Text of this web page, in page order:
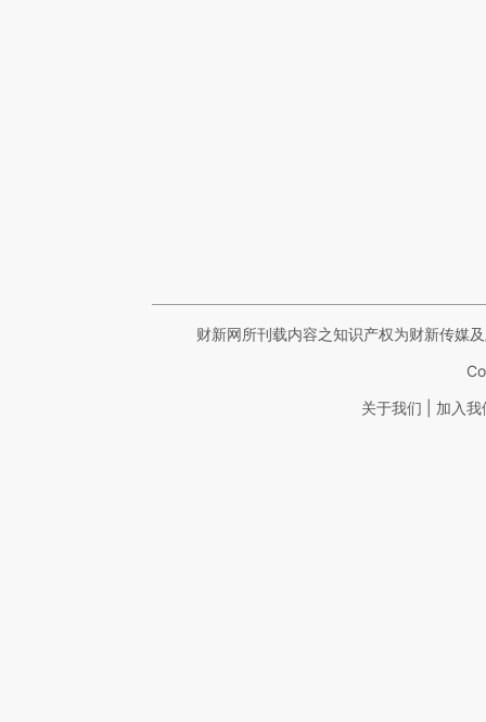
财新网所刊载内容之知识产权为财新传媒
关于我们 加入我